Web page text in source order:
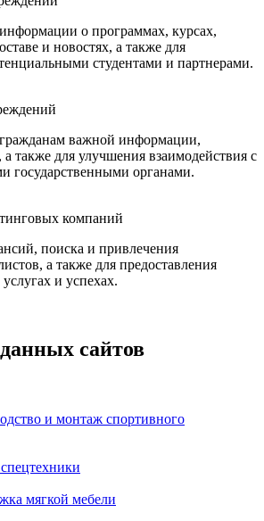
о программах, курсах,
и новостях, а также для
студентами и партнерами.
важной информации,
а также для улучшения взаимодействия с
государственными органами.
компаний
поиска и привлечения
а также для предоставления
и успехах.
сайтов
и монтаж спортивного
мягкой мебели